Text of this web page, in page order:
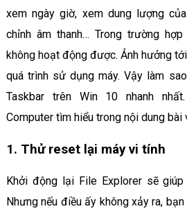
xem ngày giờ, xem dung lượng
chỉnh âm thanh… Trong trường
không hoạt động được. Ảnh hưởng
quá trình sử dụng máy. Vậy làm
Taskbar trên Win 10 nhanh
Computer tìm hiểu trong nội dung bài
1. Thử reset lại máy vi tính
Khởi động lại File Explorer sẽ
Nhưng nếu điều ấy không xảy ra,